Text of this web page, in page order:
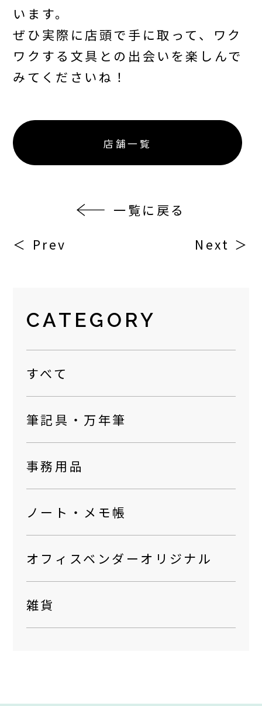
います。
ぜひ実際に店頭で手に取って、ワク
ワクする文具との出会いを楽しんで
みてくださいね！
店舗一覧
一覧に戻る
＜ Prev
Next ＞
CATEGORY
すべて
筆記具・万年筆
事務用品
ノート・メモ帳
オフィスベンダーオリジナル
雑貨